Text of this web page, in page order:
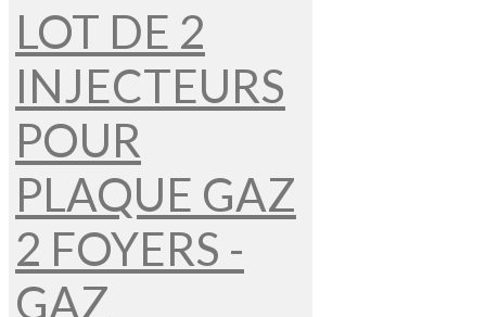
LOT DE 2
INJECTEURS
POUR
PLAQUE GAZ
2 FOYERS -
GAZ